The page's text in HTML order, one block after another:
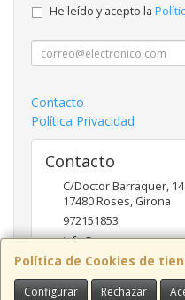
Política de Cookies de
Configurar Rechazar
He leído y acepto la
Contacto
Política Privacidad
Contacto
C/Doctor Barraquer, 14
17480Roses, Girona
972151853
info@ncsroses.com